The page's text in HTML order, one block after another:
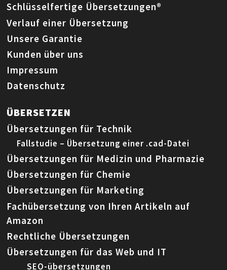
Schlüsselfertige Übersetzungen®
Verlauf einer Übersetzung
Unsere Garantie
Kunden über uns
Impressum
Datenschutz
ÜBERSETZEN
Übersetzungen für Technik
Fallstudie – Übersetzung einer .cad-Datei
Übersetzungen für Medizin und Pharmazie
Übersetzungen für Chemie
Übersetzungen für Marketing
Fachübersetzung von Ihren Artikeln auf
Amazon
Rechtliche Übersetzungen
Übersetzungen für das Web und IT
SEO-übersetzungen